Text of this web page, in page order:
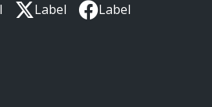
Label Label